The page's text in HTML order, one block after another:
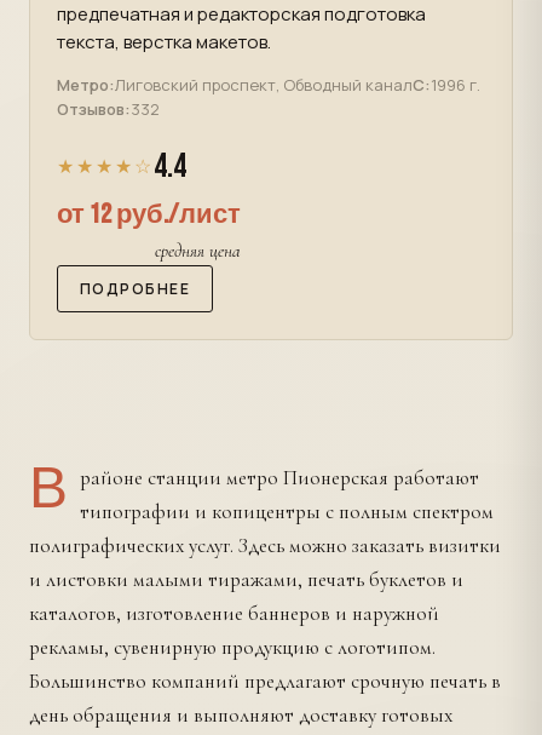
предпечатная и редакторская подготовка
текста, верстка макетов.
Метро:Лиговский проспект, Обводный каналС:1996 г.
Отзывов:332
★★★★☆ 4.4
от 12 руб./лист
средняя цена
ПОДРОБНЕЕ
В районе станции метро Пионерская работают
типографии и копицентры с полным спектром
полиграфических услуг. Здесь можно заказать визитки
и листовки малыми тиражами, печать буклетов и
каталогов, изготовление баннеров и наружной
рекламы, сувенирную продукцию с логотипом.
Большинство компаний предлагают срочную печать в
день обращения и выполняют доставку готовых